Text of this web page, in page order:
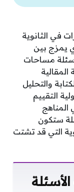
في الثانوية
يمزج بين
مساحات
والتحليل
التقييم
المناهج
ستكون
التي قد تشتت